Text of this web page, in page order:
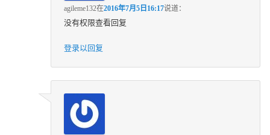
agileme132在2016年7月5日16:17说道：
没有权限查看回复
登录以回复